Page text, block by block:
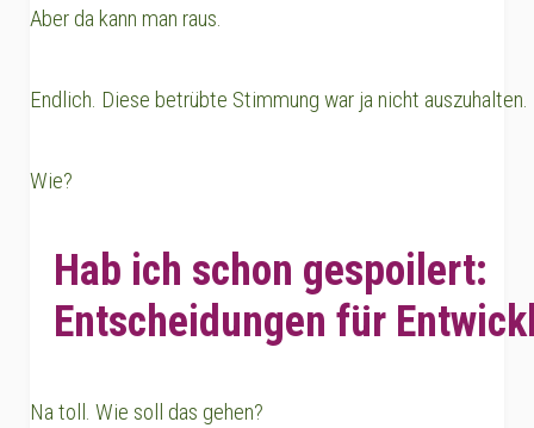
Aber da kann man raus.
Endlich. Diese betrübte Stimmung war ja nicht auszuhalten.
Wie?
Hab ich schon gespoilert:
Entscheidungen für
Na toll. Wie soll das gehen?